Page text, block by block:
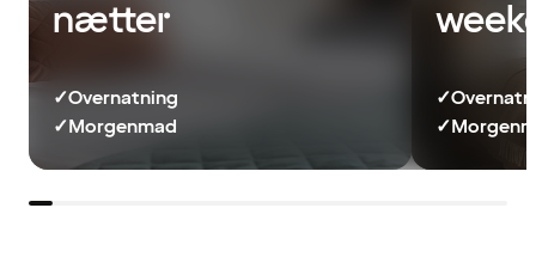
nætter
✓Overnatning
✓Morgenmad
✓
✓